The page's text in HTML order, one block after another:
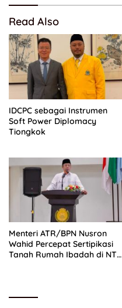
Read Also
IDCPC sebagai Instrumen
Soft Power Diplomacy
Tiongkok
Menteri ATR/BPN Nusron
Wahid Percepat Sertipikasi
Tanah Rumah Ibadah di NTT,